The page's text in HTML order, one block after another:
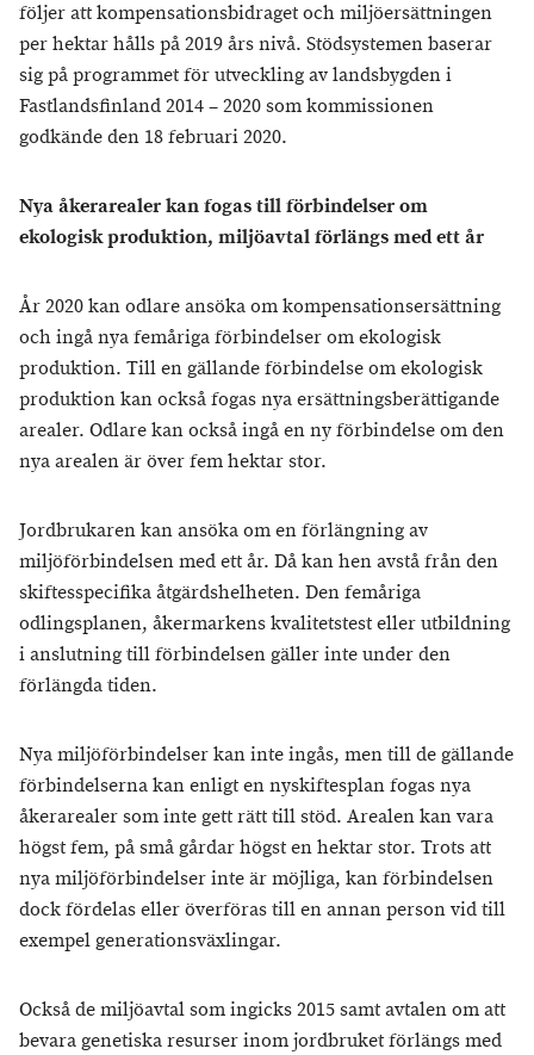
följer att kompensationsbidraget och miljöersättningen
per hektar hålls på 2019 års nivå. Stödsystemen baserar
sig på programmet för utveckling av landsbygden i
Fastlandsfinland 2014 – 2020 som kommissionen
godkände den 18 februari 2020.
Nya åkerarealer kan fogas till förbindelser om
ekologisk produktion, miljöavtal förlängs med ett år
År 2020 kan odlare ansöka om kompensationsersättning
och ingå nya femåriga förbindelser om ekologisk
produktion. Till en gällande förbindelse om ekologisk
produktion kan också fogas nya ersättningsberättigande
arealer. Odlare kan också ingå en ny förbindelse om den
nya arealen är över fem hektar stor.
Jordbrukaren kan ansöka om en förlängning av
miljöförbindelsen med ett år. Då kan hen avstå från den
skiftesspecifika åtgärdshelheten. Den femåriga
odlingsplanen, åkermarkens kvalitetstest eller utbildning
i anslutning till förbindelsen gäller inte under den
förlängda tiden.
Nya miljöförbindelser kan inte ingås, men till de gällande
förbindelserna kan enligt en nyskiftesplan fogas nya
åkerarealer som inte gett rätt till stöd. Arealen kan vara
högst fem, på små gårdar högst en hektar stor. Trots att
nya miljöförbindelser inte är möjliga, kan förbindelsen
dock fördelas eller överföras till en annan person vid till
exempel generationsväxlingar.
Också de miljöavtal som ingicks 2015 samt avtalen om att
bevara genetiska resurser inom jordbruket förlängs med